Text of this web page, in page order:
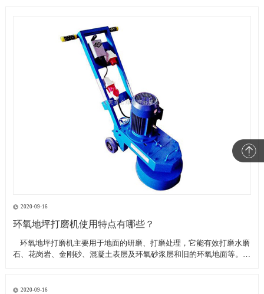
2020-09-16
环氧地坪打磨机使用特点有哪些？
​ 环氧地坪打磨机主要用于地面的研磨、打磨处理，它能有效打磨水磨
石、花岗岩、金刚砂、混凝土表层及环氧砂浆层和旧的环氧地面等。具
地坪工程处理的必备设
2020-09-16